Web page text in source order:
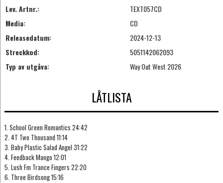
Lev. Artnr.:
TEXT057CD
Media:
CD
Releasedatum:
2024-12-13
Streckkod:
5051142062093
Typ av utgåva:
Way Out West 2026
LÅTLISTA
1. School Green Romantics 24:42
2. 4T Two Thousand 11:14
3. Baby Plastic Salad Angel 31:22
4. Feedback Mango 12:01
5. Lush Fm Trance Fingers 22:20
6. Three Birdsong 15:16